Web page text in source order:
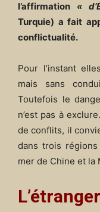
l’affirmation «
Turquie) a fait
conflictualité.
Pour l’instant
mais sans
Toutefois le
n’est pas à
de conflits, il
dans trois
mer de Chine et la